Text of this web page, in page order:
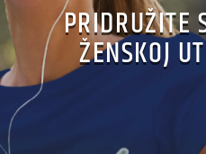
PRIDRUŽITE
ŽENSKOJ